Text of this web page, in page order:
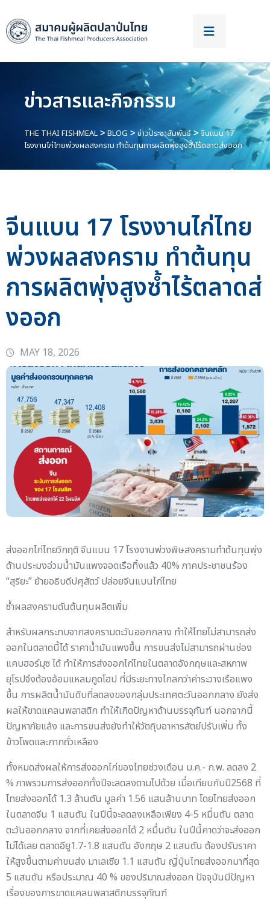
ข่าวสารและกิจกรรม
THE THAI FISHMEAL > BLOG > ข่าวประชาสัมพันธ์> จีนแบน 17
โรงงานไก่ไทยพ่วงผลสงคราม ทำต้นทุนการผลิตพุ่งสูงซ้ำไร้ตลาดส่งออก
จีนแบน 17 โรงงานไก่ไทย
พ่วงผลสงคราม ทำต้นทุน
การผลิตพุ่งสูงซ้ำไร้ตลาดส่
งออก
MAY 18, 2026
ส่งออกไก่ไทยวิกฤติ จีนแบน 17 โรงงานพ่วงพิษสงครามทำต้นทุนพุ่ง
ด้านประมงอ่วมน้ำมันแพงจอดเรือทิ้งแล้ว 40% ภาคประชาชนร้อง
“สุริยะ” ย้ายอธิบดีปศุสัตว์ ปล่อยจีนแบนไก่ไทย
ซ้ำผลสงครามดันต้นทุนผลิตเพิ่ม
สำหรับผลกระทบจากสงครามตะวันออกกลาง ทำให้ไทยไม่สามารถส่ง
ออกในตลาดนี้ได้ ราคาน้ำมันแพงขึ้น การขนส่งไม่สามารถผ่านช่อง
แคบฮอร์มุซ ได้ ทำให้การส่งออกไก่ไทยในตลาดอังกฤษและสหภาพ
ยุโรปจึงต้องอ้อมแหลมกูดโฮป ที่มีระยะทางไกลกว่าค่าระวางเรือแพง
ขึ้น การผลิตน้ำมันดิบที่ลดลงของกลุ่มประเทศตะวันออกกลาง ยังส่ง
ผลให้ขาดแคลนพลาสติก ทำให้เกิดปัญหาด้านบรรจุภันฑ์ นอกจากนี้
ปัญหาภัยแล้ง และการขนส่งยังทำให้วัตถุิบอาหารสัตย์ปรับเพิ่ม ทั้ง
ข้าวโพดและกากถั่วเหลือง
ทั้งหมดส่งผลให้การส่งออกไก่ของไทยช่วงเดือน ม.ค.- ก.พ. ลดลง 2
% ภาพรวมการส่งออกทั้งปีจะลดลงตามไปด้วย เมื่อเทียบกับปี2568 ที่
ไทยส่งออกได้ 1.3 ล้านตัน มูลค่า 1.56 แสนล้านบาท โดยไทยส่งออก
ในตลาดจีน 1 แสนตัน ในปีนี้จะลดลงเหลือเพียง 4-5 หมื่นตัน ตลาด
ตะวันออกกลาง จากที่เคยส่งออกได้ 2 หมื่นตัน ในปีนี้คาดว่าจะส่งออก
ไม่ได้เลย ตลาดอียู1.7-1.8 แสนตัน อังกฤษ 2 แสนตัน ต้องปรับราคา
ให้สูงขึ้นตามค่าขนส่ง มาเลเซีย 1.1 แสนตัน ญี่ปุ่นไทยส่งออกมาที่สุด
5 แสนตัน หรือประมาณ 40 % ของปริมาณส่งออก ปัจจุบันมีปัญหา
เรื่องของการขาดแคลนพลาสติกบรรจุภัณฑ์